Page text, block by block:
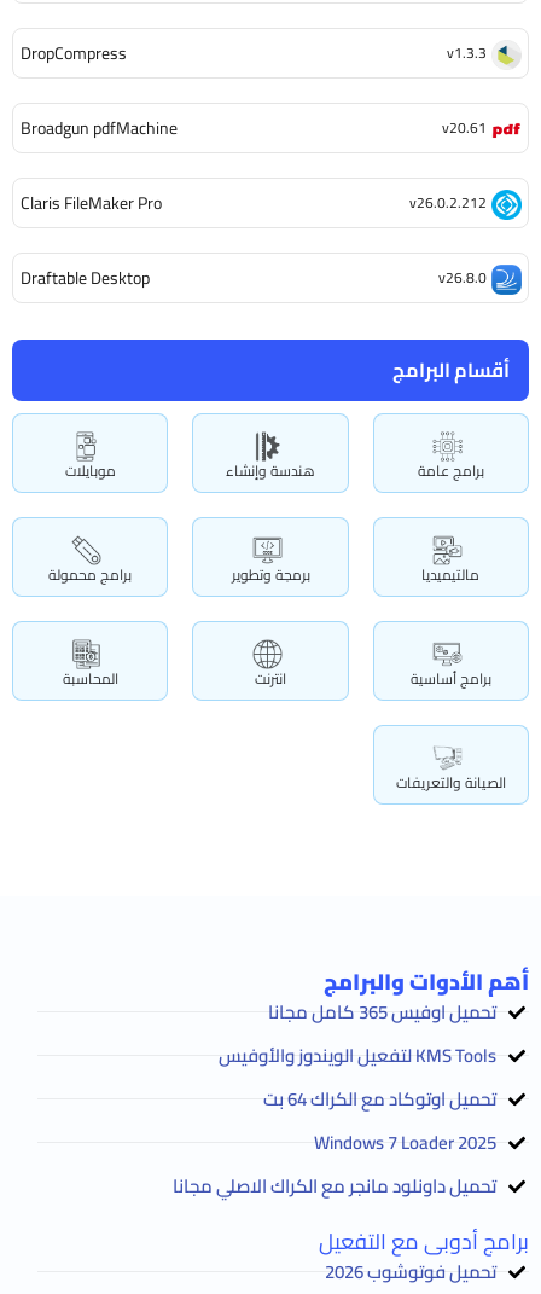
أقسام البرامج
برامج عامة هندسة وإنشاء موبايلات
مالتيميديا برمجة وتطوير برامج محمولة
برامج أساسية انترنت المحاسبة
الصيانة والتعريفات
DropCompress v1.3.3
Broadgun pdfMachine v20.61
Claris FileMaker Pro v26.0.2.212
Draftable Desktop v26.8.0
أهم الأدوات والبرامج
تحميل اوفيس 365 كامل مجانا
KMS Tools لتفعيل الويندوز والأوفيس
تحميل اوتوكاد مع الكراك 64 بت
2025 Windows 7 Loader
تحميل داونلود مانجر مع الكراك الاصلي مجانا
برامج أدوبى مع التفعيل
تحميل فوتوشوب 2026